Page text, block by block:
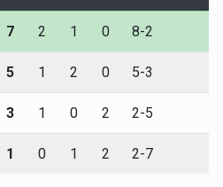
7 2 1 0 8-2
5 1 2 0 5-3
3 1 0 2 2-5
1 0 1 2 2-7